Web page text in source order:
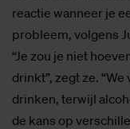
reactie wanneer je
probleem, volgens
“Je zou je niet
drinkt”, zegt ze.
drinken, terwijl
de kans op